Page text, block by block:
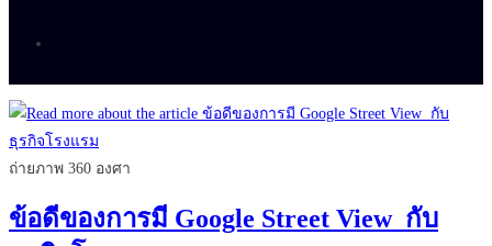
ถ่ายภาพ 360 องศา
ข้อดีของการมี Google Street View กับ